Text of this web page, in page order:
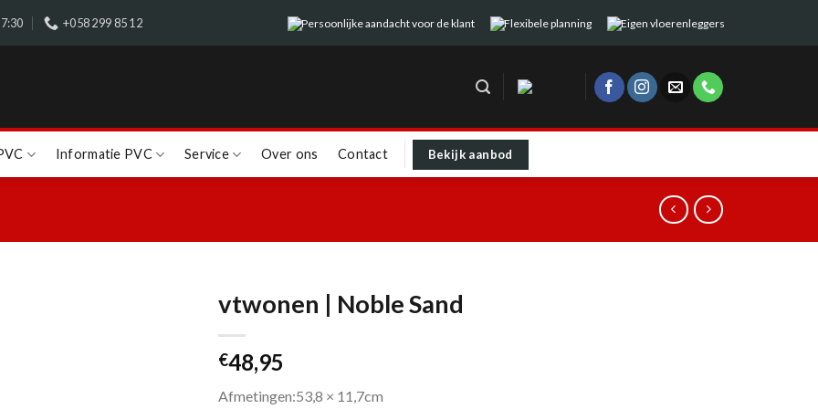
+058 299 85 12 Persoonlijke aandacht voor de klant Flexibele planning Eigen vloerenleggers
Informatie PVC Service Over ons Contact Bekijk aanbod
vtwonen | Noble Sand
€48,95
Afmetingen:53,8 × 11,7cm